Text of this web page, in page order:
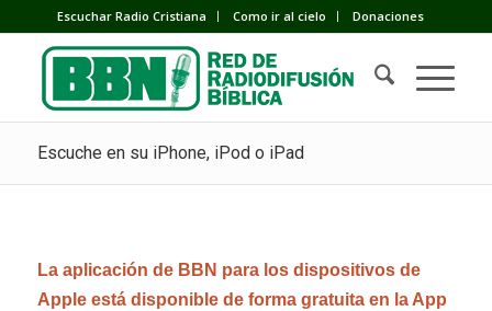
Escuchar Radio Cristiana Como ir al cielo Donaciones
Escuche en su iPhone, iPod o iPad
La aplicación de BBN para los dispositivos de
Apple está disponible de forma gratuita en la App